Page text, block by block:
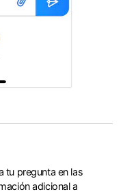
tu pregunta en las
adicional a